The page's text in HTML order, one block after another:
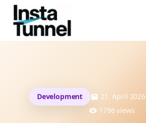
Development 21. April 2026
1796 views